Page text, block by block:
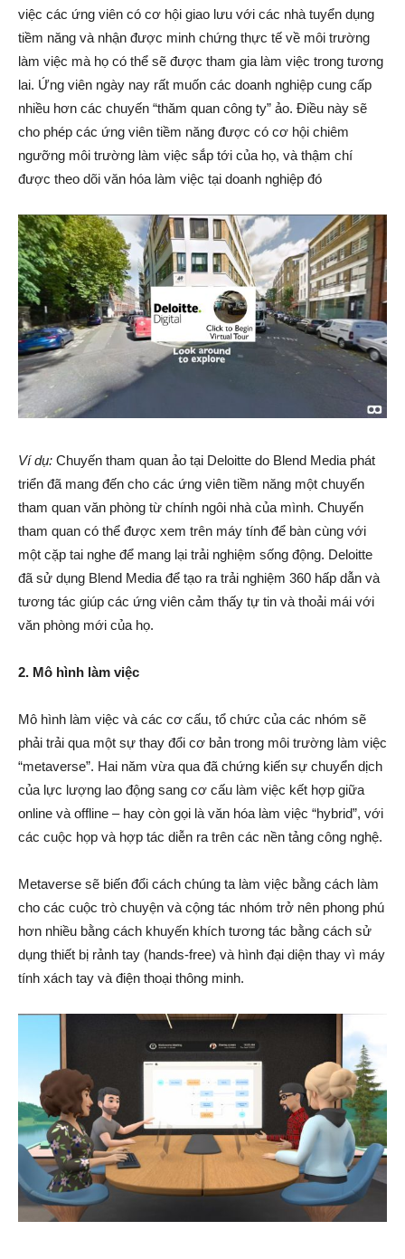
việc các ứng viên có cơ hội giao lưu với các nhà tuyển dụng
tiềm năng và nhận được minh chứng thực tế về môi trường
làm việc mà họ có thể sẽ được tham gia làm việc trong tương
lai. Ứng viên ngày nay rất muốn các doanh nghiệp cung cấp
nhiều hơn các chuyến “thăm quan công ty” ảo. Điều này sẽ
cho phép các ứng viên tiềm năng được có cơ hội chiêm
ngưỡng môi trường làm việc sắp tới của họ, và thậm chí
được theo dõi văn hóa làm việc tại doanh nghiệp đó
Ví dụ: Chuyến tham quan ảo tại Deloitte do Blend Media phát
triển đã mang đến cho các ứng viên tiềm năng một chuyến
tham quan văn phòng từ chính ngôi nhà của mình. Chuyến
tham quan có thể được xem trên máy tính để bàn cùng với
một cặp tai nghe để mang lại trải nghiệm sống động. Deloitte
đã sử dụng Blend Media để tạo ra trải nghiệm 360 hấp dẫn và
tương tác giúp các ứng viên cảm thấy tự tin và thoải mái với
văn phòng mới của họ.
2. Mô hình làm việc
Mô hình làm việc và các cơ cấu, tổ chức của các nhóm sẽ
phải trải qua một sự thay đổi cơ bản trong môi trường làm việc
“metaverse”. Hai năm vừa qua đã chứng kiến ​​sự chuyển dịch
của lực lượng lao động sang cơ cấu làm việc kết hợp giữa
online và offline – hay còn gọi là văn hóa làm việc “hybrid”, với
các cuộc họp và hợp tác diễn ra trên các nền tảng công nghệ.
Metaverse sẽ biến đổi cách chúng ta làm việc bằng cách làm
cho các cuộc trò chuyện và cộng tác nhóm trở nên phong phú
hơn nhiều bằng cách khuyến khích tương tác bằng cách sử
dụng thiết bị rảnh tay (hands-free) và hình đại diện thay vì máy
tính xách tay và điện thoại thông minh.